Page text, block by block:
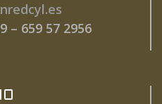
– 659 57 2956